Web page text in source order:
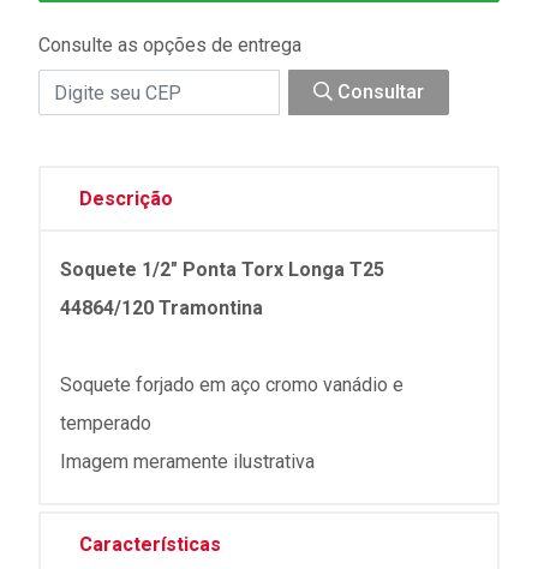
Consulte as opções de entrega
Consultar
Descrição
Soquete 1/2" Ponta Torx Longa T25
44864/120 Tramontina
Soquete forjado em aço cromo vanádio e
temperado
Imagem meramente ilustrativa
Características